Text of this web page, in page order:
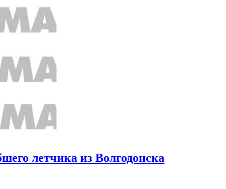
летчика из Волгодонска